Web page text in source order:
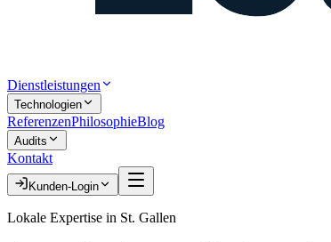
Dienstleistungen
Technologien
ReferenzenPhilosophieBlog
Audits
Kontakt
Kunden-Login
Lokale Expertise in St. Gallen